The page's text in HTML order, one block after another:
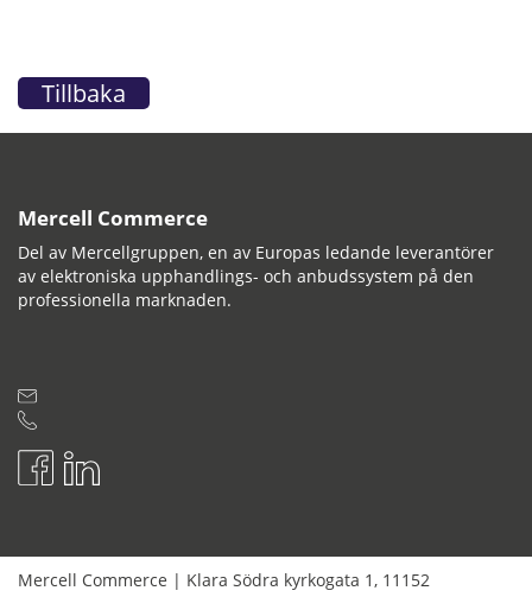
Tillbaka
Mercell Commerce
Del av Mercellgruppen, en av Europas ledande leverantörer
av elektroniska upphandlings- och anbudssystem på den
professionella marknaden.
Mercell Commerce | Klara Södra kyrkogata 1, 11152